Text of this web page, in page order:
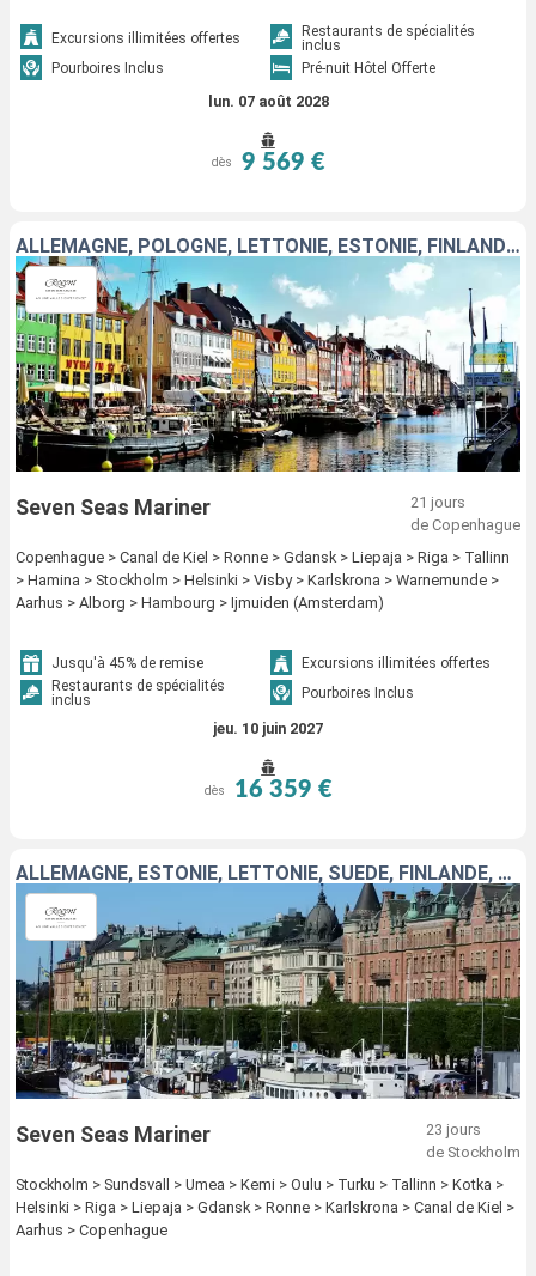
Excursions illimitées offertes
Restaurants de spécialités
inclus
Pourboires Inclus
Pré-nuit Hôtel Offerte
lun. 07 août 2028
dès 9 569 €
ALLEMAGNE, POLOGNE, LETTONIE, ESTONIE, FINLANDE, SUÈDE, DANEMARK, PAYS-BAS
Seven Seas Mariner
21 jours
de Copenhague
Copenhague > Canal de Kiel > Ronne > Gdansk > Liepaja > Riga > Tallinn
> Hamina > Stockholm > Helsinki > Visby > Karlskrona > Warnemunde >
Aarhus > Alborg > Hambourg > Ijmuiden (Amsterdam)
Jusqu'à 45% de remise
Excursions illimitées offertes
Restaurants de spécialités
inclus
Pourboires Inclus
jeu. 10 juin 2027
dès 16 359 €
ALLEMAGNE, ESTONIE, LETTONIE, SUÈDE, FINLANDE, DANEMARK, POLOGNE
Seven Seas Mariner
23 jours
de Stockholm
Stockholm > Sundsvall > Umea > Kemi > Oulu > Turku > Tallinn > Kotka >
Helsinki > Riga > Liepaja > Gdansk > Ronne > Karlskrona > Canal de Kiel >
Aarhus > Copenhague